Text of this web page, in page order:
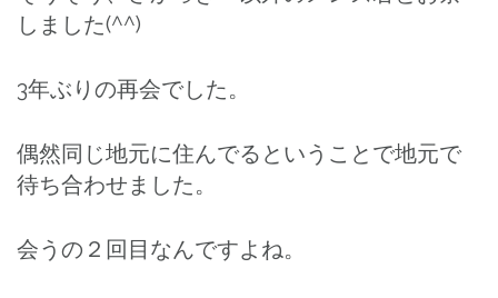
しました(^^)
3年ぶりの再会でした。
偶然同じ地元に住んでるということで地元で
待ち合わせました。
会うの２回目なんですよね。